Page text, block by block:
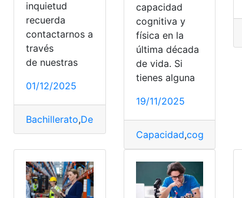
inquietud
recuerda
contactarnos a
través
de nuestras
01/12/2025
Bachillerato,Descargar,Física,Libros,Ministerio
capacidad
cognitiva y
física en la
última década
de vida. Si
tienes alguna
19/11/2025
Capacidad,cognitiva